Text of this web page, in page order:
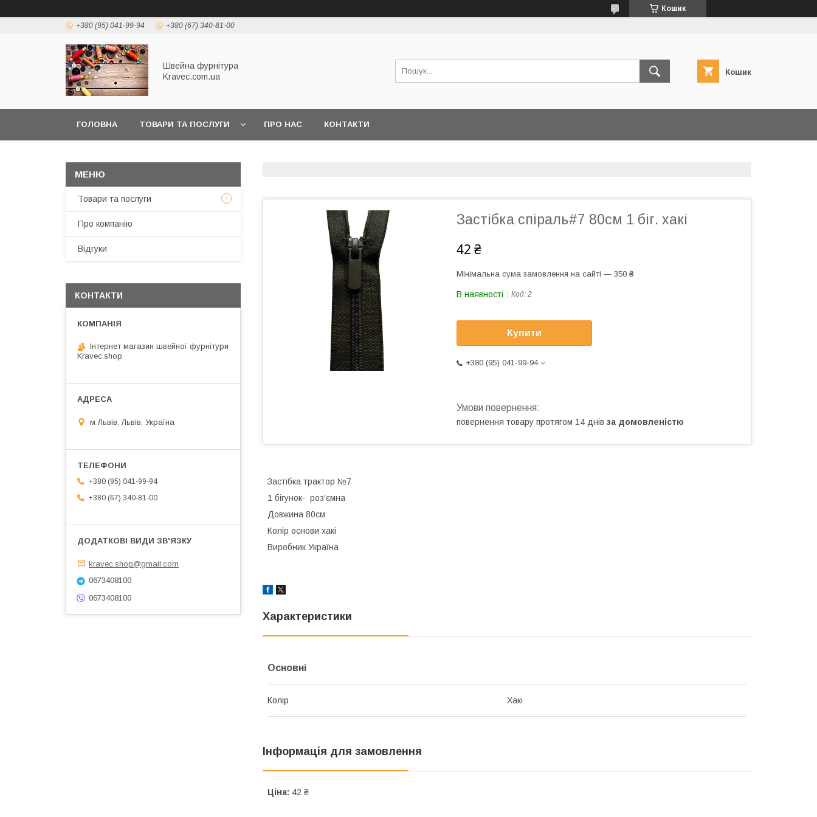
Кошик
+380 (95) 041-99-94 +380 (67) 340-81-00
Швейна фурнітура
Kravec.com.ua
Кошик
ГОЛОВНА ТОВАРИ ТА ПОСЛУГИ ПРО НАС КОНТАКТИ
Застібка спіраль#7 80см 1 біг. хакі
42 ₴
Мінімальна сума замовлення на сайті — 350 ₴
В наявності Код: 2
Купити
+380 (95) 041-99-94
повернення товару протягом 14 днів за домовленістю
Застібка трактор №7
1 бігунок- роз'ємна
Довжина 80см
Колір основи хакі
Виробник Україна
Характеристики
Основні
Колір Хакі
Інформація для замовлення
Ціна: 42 ₴
Товари та послуги
Про компанію
Відгуки
КОНТАКТИ
Інтернет магазин швейної фурнітури
Kravec.shop
м Львів, Львів, Україна
+380 (95) 041-99-94
+380 (67) 340-81-00
kravec.shop@gmail.com
0673408100
0673408100